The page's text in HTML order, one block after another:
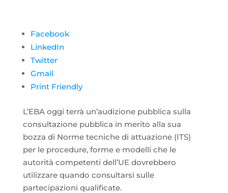
Facebook
LinkedIn
Twitter
Gmail
Print Friendly
L’EBA oggi terrà un’audizione pubblica sulla
consultazione pubblica in merito alla sua
bozza di Norme tecniche di attuazione (ITS)
per le procedure, forme e modelli che le
autorità competenti dell’UE dovrebbero
utilizzare quando consultarsi sulle
partecipazioni qualificate.